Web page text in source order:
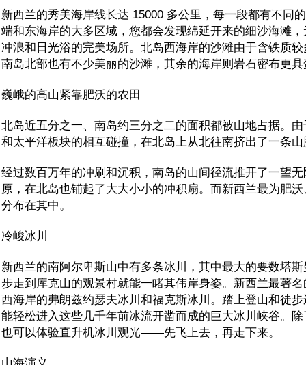
新西兰的秀美海岸线长达 15000 多公里，每一段都有不同
端和东海岸的大多区域，您都会发现绵延开来的细沙海滩
冲浪和日光浴的完美场所。北岛西海岸的沙滩由于含铁质
南岛北部也有不少美丽的沙滩，其余的海岸则岩石密布更
巍峨的高山紧靠肥沃的农田
北岛近五分之一、南岛约三分之二的面积都被山地占据。
和太平洋板块的相互碰撞，在北岛上从北往南挤出了一条
经过数百万年的冲刷和沉积，南岛的山间径流推开了一望
原，在北岛也铺起了大大小小的冲积扇。而新西兰最为肥
分布在其中。
冷峻冰川
新西兰的南阿尔卑斯山中有多条冰川，其中最大的要数塔
步走到库克山的观景村就能一睹其伟岸身姿。新西兰最著
西海岸的弗朗兹约瑟夫冰川和福克斯冰川。踏上登山和徒
能轻松进入这些几千年前冰流开凿而成的巨大冰川峡谷。
也可以体验直升机冰川观光——先飞上去，再走下来。